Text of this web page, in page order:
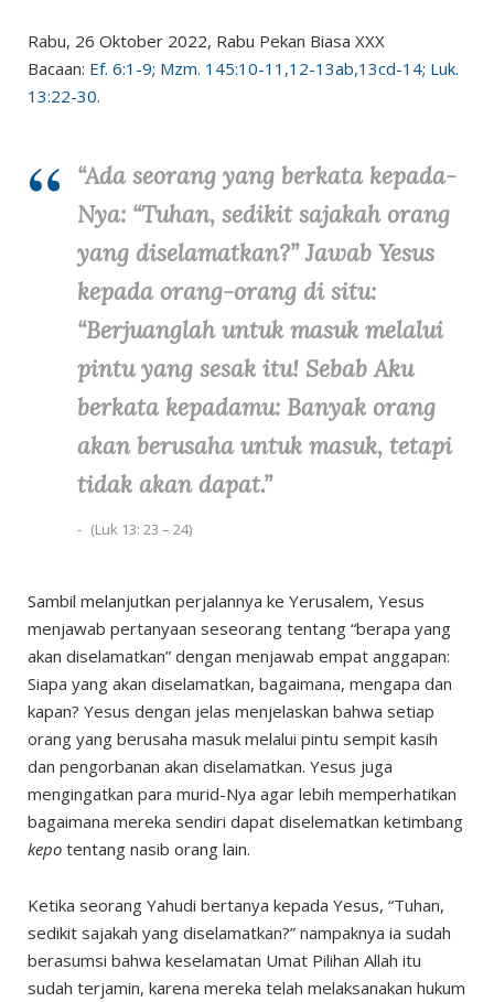
Rabu, 26 Oktober 2022, Rabu Pekan Biasa XXX
Bacaan: Ef. 6:1-9; Mzm. 145:10-11,12-13ab,13cd-14; Luk.
13:22-30.
“Ada seorang yang berkata kepada-
Nya: “Tuhan, sedikit sajakah orang
yang diselamatkan?” Jawab Yesus
kepada orang-orang di situ:
“Berjuanglah untuk masuk melalui
pintu yang sesak itu! Sebab Aku
berkata kepadamu: Banyak orang
akan berusaha untuk masuk, tetapi
tidak akan dapat.”
(Luk 13: 23 – 24)
Sambil melanjutkan perjalannya ke Yerusalem, Yesus
menjawab pertanyaan seseorang tentang “berapa yang
akan diselamatkan” dengan menjawab empat anggapan:
Siapa yang akan diselamatkan, bagaimana, mengapa dan
kapan? Yesus dengan jelas menjelaskan bahwa setiap
orang yang berusaha masuk melalui pintu sempit kasih
dan pengorbanan akan diselamatkan. Yesus juga
mengingatkan para murid-Nya agar lebih memperhatikan
bagaimana mereka sendiri dapat diselematkan ketimbang
kepo tentang nasib orang lain.
Ketika seorang Yahudi bertanya kepada Yesus, “Tuhan,
sedikit sajakah yang diselamatkan?” nampaknya ia sudah
berasumsi bahwa keselamatan Umat Pilihan Allah itu
sudah terjamin, karena mereka telah melaksanakan hukum